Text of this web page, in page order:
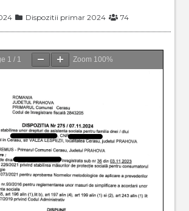
Dispozitii primar 2024 74
1 / 1 Zoom 100%